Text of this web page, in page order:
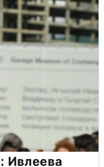
Ивлеева